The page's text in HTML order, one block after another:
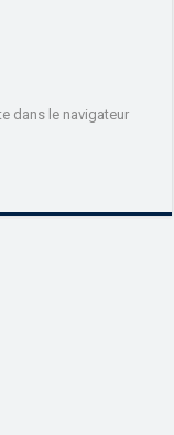
dans le navigateur